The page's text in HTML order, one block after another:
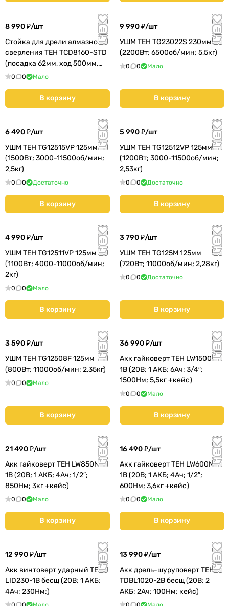
8 990 ₽/шт
Стойка для дрели алмазного
сверления TEH TCD8160-STD
(посадка 62мм, ход 500мм,
8,92кг) (TCD8160-STD)
0 0 Мало
В корзину
9 990 ₽/шт
УШМ TEH TG23022S 230мм
(2200Вт; 6500об/мин; 5,5кг)
0 0 Мало
В корзину
6 490 ₽/шт
УШМ TEH TG12515VP 125мм
(1500Вт; 3000-11500об/мин;
2,5кг)
0 0 Достаточно
В корзину
5 990 ₽/шт
УШМ TEH TG12512VP 125мм
(1200Вт; 3000-11500об/мин;
2,53кг)
0 0 Достаточно
В корзину
4 990 ₽/шт
УШМ TEH TG12511VP 125мм
(1100Вт; 4000-11000об/мин;
2кг)
0 0 Мало
В корзину
3 790 ₽/шт
УШМ TEH TG125M 125мм
(720Вт; 11000об/мин; 2,28кг)
0 0 Достаточно
В корзину
3 590 ₽/шт
УШМ TEH TG12508F 125мм
(800Вт; 11000об/мин; 2,35кг)
0 0 Мало
В корзину
36 990 ₽/шт
Акк гайковерт TEH LW1500N-
1B (20В; 1 АКБ; 6Ач; 3/4″;
1500Нм; 5,5кг +кейс)
0 0 Мало
В корзину
21 490 ₽/шт
Акк гайковерт TEH LW850N-
1B (20В; 1 АКБ; 4Ач; 1/2″;
850Нм; 3кг +кейс)
0 0 Мало
В корзину
16 490 ₽/шт
Акк гайковерт TEH LW600N-
1B (20В; 1 АКБ; 4Ач; 1/2″;
600Нм; 3,6кг +кейс)
0 0 Мало
В корзину
12 990 ₽/шт
Акк винтоверт ударный TEH
LID230-1B бесщ (20В; 1 АКБ;
4Ач; 230Нм;)
13 990 ₽/шт
Акк дрель-шуруповерт TEH
TDBL1020-2B бесщ (20В; 2
АКБ; 2Ач; 100Нм; кейс)